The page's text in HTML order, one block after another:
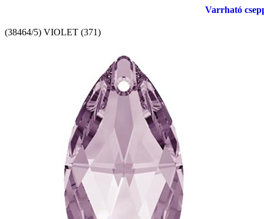
Varrható
(38464/5) VIOLET (371)